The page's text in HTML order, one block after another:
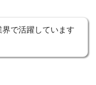
で活躍しています